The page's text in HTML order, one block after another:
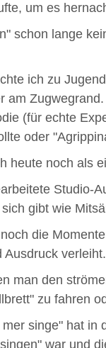
um es
schon lange
ich zu
am
(für echte
oder
heute noch als
Studio-
gibt wie
die
Ausdruck verleiht.
man den
zu fahren
singe" hat in
war und